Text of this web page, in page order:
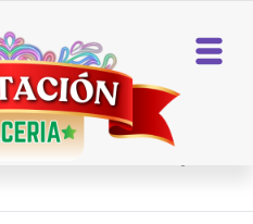
Home
Chocolates